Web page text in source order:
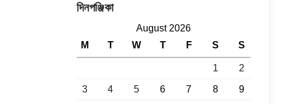
দিনপঞ্জিকা
August 2026
M
T W T F S S
1 2
3 4 5 6 7 8 9